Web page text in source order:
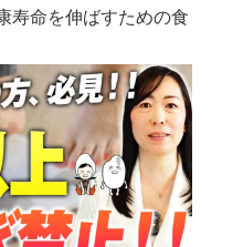
寿命を伸ばすための食